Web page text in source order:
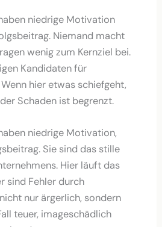
niedrige Motivation
Niemand macht
wenig zum Kernziel bei.
Kandidaten für
hier etwas schiefgeht,
Schaden ist begrenzt.
niedrige Motivation,
Sie sind das stille
Hier läuft das
sind Fehler durch
nur ärgerlich, sondern
teuer, imageschädlich